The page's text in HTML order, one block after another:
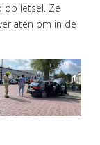
op letsel. Ze
om in de